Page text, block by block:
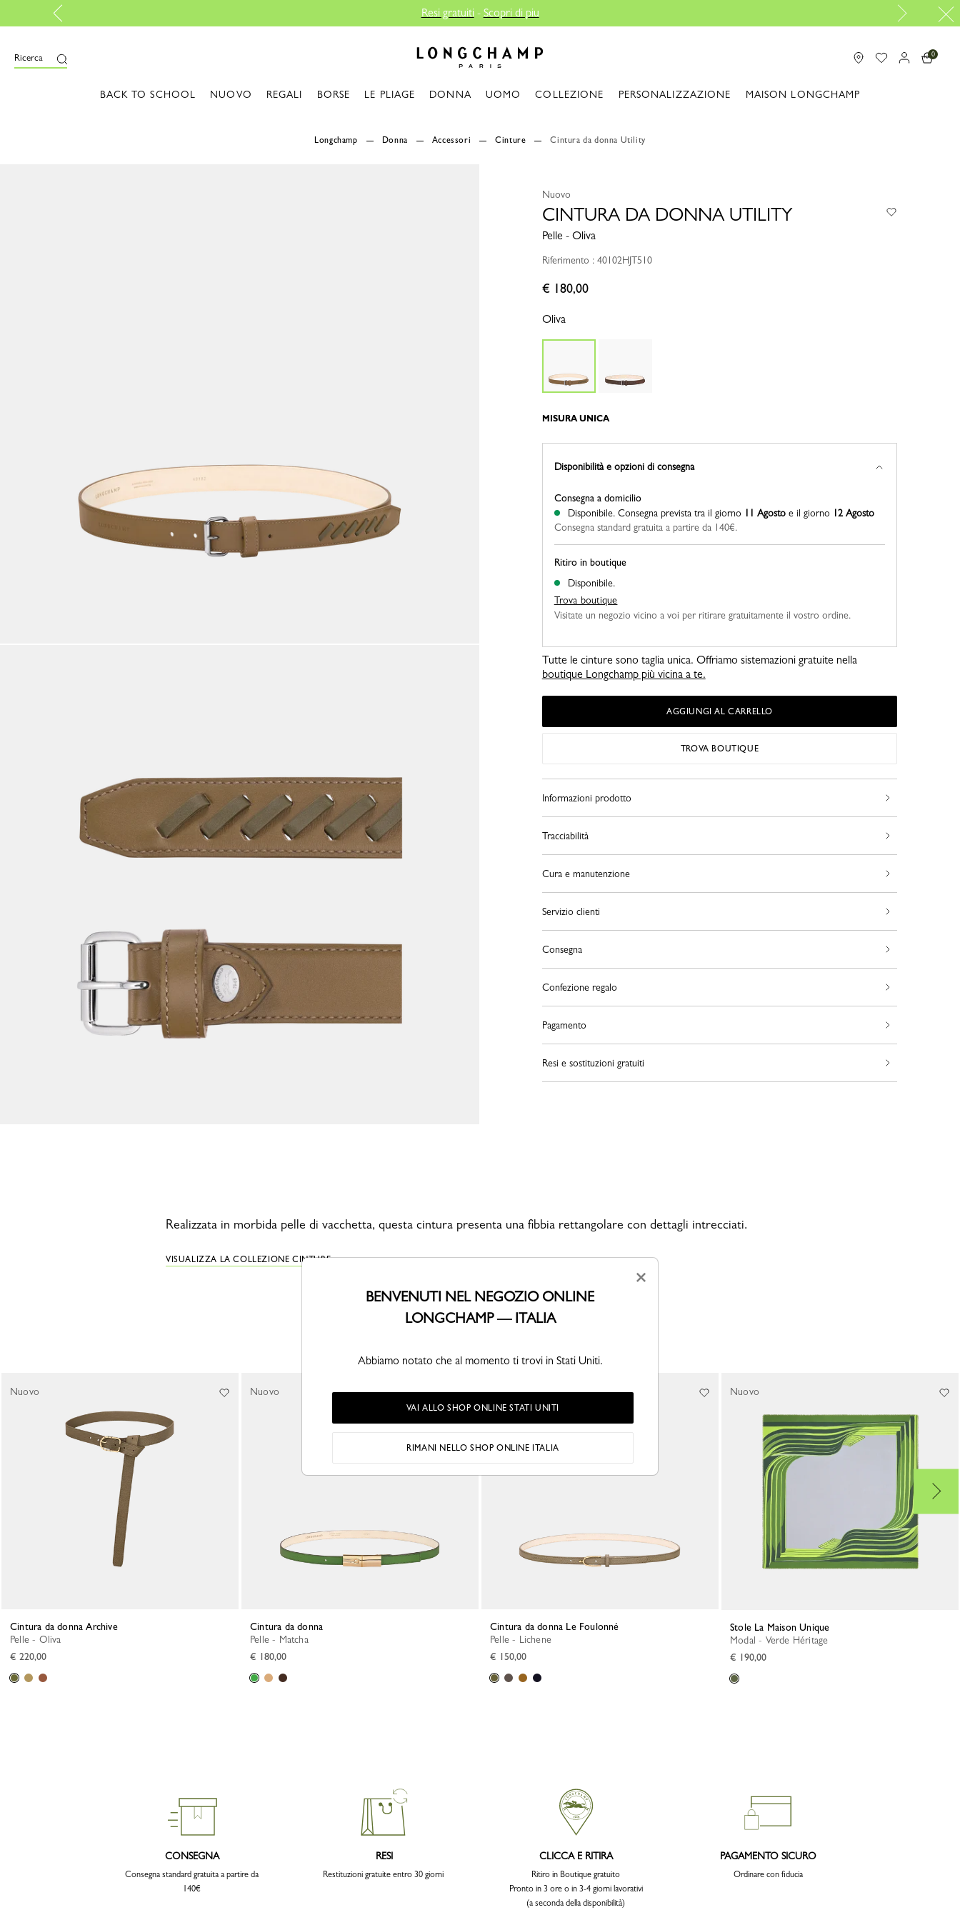
Ricerca 0
BACK TO SCHOOL NUOVO REGALI BORSE LE PLIAGE DONNA UOMO COLLEZIONE PERSONALIZZAZIONE MAISON LONGCHAMP
Longchamp Donna Accessori Cinture Cintura da donna Utility
Nuovo
CINTURA DA DONNA UTILITY
Pelle - Oliva
Riferimento : 40102HJT510
€ 180,00
Oliva
MISURA UNICA
Disponibilità e opzioni di consegna
Ritiro in boutique
Disponibile.
Trova boutique
Visitate un negozio vicino a voi per ritirare gratuitamente il vostro ordine.
Consegna a domicilio
Disponibile. Consegna prevista tra il giorno 11 Agostoe il giorno 12 Agosto
Consegna standard gratuita a partire da 140€.
Tutte le cinture sono taglia unica. Offriamo sistemazioni gratuite nella
boutique Longchamp più vicina a te.
AGGIUNGI AL CARRELLO
TROVA BOUTIQUE
Informazioni prodotto
Tracciabilità
Cura e manutenzione
Servizio clienti
Consegna
Confezione regalo
Pagamento
Resi e sostituzioni gratuiti
Realizzata in morbida pelle di vacchetta, questa cintura presenta una fibbia rettangolare con dettagli intrecciati.
VISUALIZZA LA COLLEZIONE CINTURE
Cintura da donna Archive
Pelle - Oliva
€ 220,00
Nuovo
Cintura da donna
Pelle - Matcha
€ 180,00
Nuovo
Cintura da donna Le Foulonné
Pelle - Lichene
€ 150,00
Stole La Maison Unique
Modal - Verde Héritage
€ 190,00
Nuovo
CONSEGNA
Consegna standard gratuita a partire da
140€
RESI
Restituzioni gratuite entro 30 giorni
CLICCA E RITIRA
Ritiro in Boutique gratuito
Pronto in 3 ore o in 3-4 giorni lavorativi
(a seconda della disponibilità)
PAGAMENTO SICURO
Ordinare con fiducia
×
BENVENUTI NEL NEGOZIO ONLINE
LONGCHAMP — ITALIA
Abbiamo notato che al momento ti trovi in Stati Uniti.
VAI ALLO SHOP ONLINE STATI UNITI
RIMANI NELLO SHOP ONLINE ITALIA